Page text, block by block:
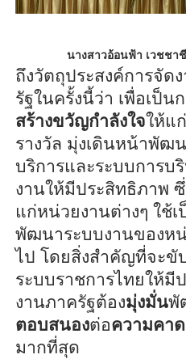
นางสาวอ้อนฟ้า เวชชา
ถึงวัตถุประสงค์การจัด
รัฐในครั้งนี้ว่า เพื่อเป็น
สร้างขวัญกำลังใจให้แ
รางวัล มุ่งเดินหน้าพัฒ
บริการและระบบการบ
งานให้มีประสิทธิภาพ
แก่หน่วยงานต่างๆ ใช้
พัฒนาระบบงานของห
ไป โดยสิ่งสำคัญที่จะ
ระบบราชการไทยให้
งานภาครัฐต้องมุ่งมั่นพั
ตอบสนองต่อความคา
มากที่สุด